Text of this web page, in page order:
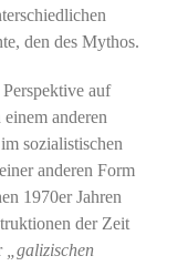
den des Mythos.
auf
anderen
sozialistischen
anderen Form
1970er Jahren
der Zeit
„galizischen